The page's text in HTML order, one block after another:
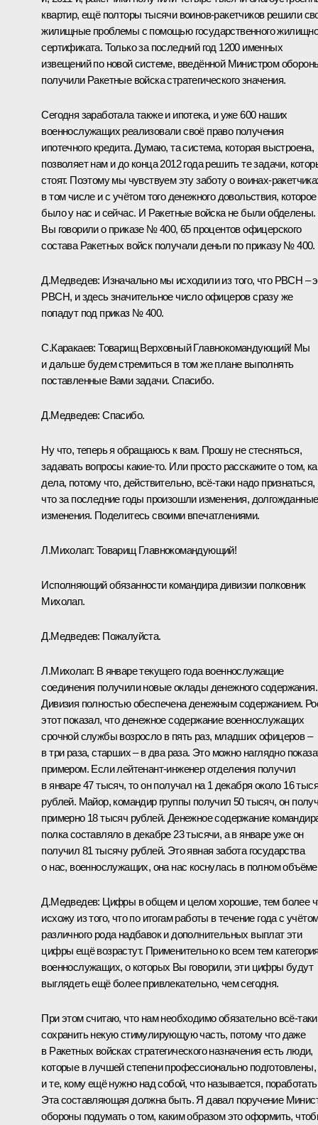
квартир, ещё полторы тысячи воинов-ракетчиков решили
жилищные проблемы с помощью государственного
сертификата. Только за последний год 1200 именных
извещений по новой системе, введённой Министром
получили Ракетные войска стратегического значения.
Сегодня заработала также и ипотека, и уже 600 наших
военнослужащих реализовали своё право получения
ипотечного кредита. Думаю, та система, которая выстроена,
позволяет нам и до конца 2012 года решить те задачи,
стоят. Поэтому мы чувствуем эту заботу о воинах-
в том числе и с учётом того денежного довольствия, которое
было у нас и сейчас. И Ракетные войска не были обделены.
Вы говорили о приказе № 400, 65 процентов офицерского
состава Ракетных войск получали деньги по приказу № 400.
Д.Медведев: Изначально мы исходили из того, что РВСН –
РВСН, и здесь значительное число офицеров сразу же
попадут под приказ № 400.
С.Каракаев: Товарищ Верховный Главнокомандующий! Мы
и дальше будем стремиться в том же плане выполнять
поставленные Вами задачи. Спасибо.
Д.Медведев:Спасибо.
Ну что, теперь я обращаюсь к вам. Прошу не стесняться,
задавать вопросы какие‑то. Или просто расскажите о том,
дела, потому что, действительно, всё‑таки надо признаться,
что за последние годы произошли изменения, долгожданные
изменения. Поделитесь своими впечатлениями.
Л.Михолап: Товарищ Главнокомандующий!
Исполняющий обязанности командира дивизии полковник
Михолап.
Д.Медведев: Пожалуйста.
Л.Михолап: В январе текущего года военнослужащие
соединения получили новые оклады денежного содержания.
Дивизия полностью обеспечена денежным содержанием.
этот показал, что денежное содержание военнослужащих
срочной службы возросло в пять раз, младших офицеров –
в три раза, старших – в два раза. Это можно наглядно
примером. Если лейтенант-инженер отделения получил
в январе 47 тысяч, то он получал на 1 декабря около 16
рублей. Майор, командир группы получил 50 тысяч, он
примерно 18 тысяч рублей. Денежное содержание
полка составляло в декабре 23 тысячи, а в январе уже он
получил 81 тысячу рублей. Это явная забота государства
о нас, военнослужащих, она нас коснулась в полном
Д.Медведев: Цифры в общем и целом хорошие, тем более
исхожу из того, что по итогам работы в течение года с
различного рода надбавок и дополнительных выплат эти
цифры ещё возрастут. Применительно ко всем тем
военнослужащих, о которых Вы говорили, эти цифры будут
выглядеть ещё более привлекательно, чем сегодня.
При этом считаю, что нам необходимо обязательно всё‑таки
сохранить некую стимулирующую часть, потому что даже
в Ракетных войсках стратегического назначения есть люди,
которые в лучшей степени профессионально подготовлены,
и те, кому ещё нужно над собой, что называется,
Эта составляющая должна быть. Я давал поручение
обороны подумать о том, каким образом это оформить,